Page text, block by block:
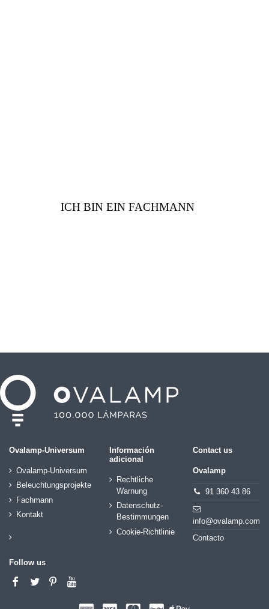
ICH BIN EIN FACHMANN
Ovalamp-Universum
Ovalamp-Universum
Beleuchtungsprojekte
Fachmann
Kontakt
Información
adicional
Rechtliche
Warnung
Datenschutz-
Bestimmungen
Cookie-Richtlinie
Contact us
Ovalamp
91 360 43 86
info@ovalamp.com
Contacto
Follow us